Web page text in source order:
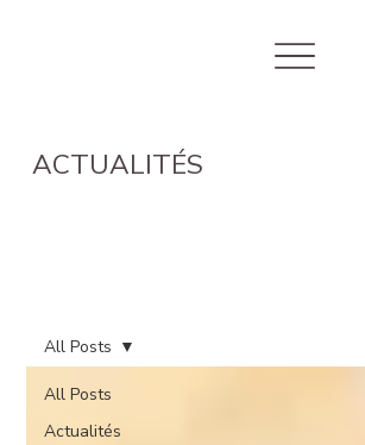
All Posts
Actualités
All Posts
ACTUALITÉS